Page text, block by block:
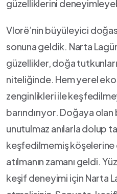
güzelliklerini‍
Vlorë’nin büyüleyici
sonuna⁢ geldik.​ Narta
güzellikler, doğa
niteliğinde. ⁢Hem ​yerel
zenginlikleri ile
barındırıyor.​ Doğaya
unutulmaz anılarla dolup
keşfedilmemiş
atılmanın zamanı geldi.
keşif ⁣deneyimi için‌ Narta